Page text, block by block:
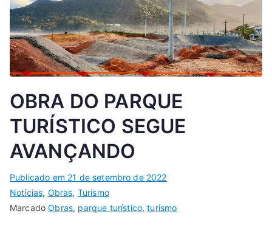
OBRA DO PARQUE
TURÍSTICO SEGUE
AVANÇANDO
Publicado em 21 de setembro de 2022
Notícias, Obras, Turismo
MarcadoObras, parque turístico,turismo